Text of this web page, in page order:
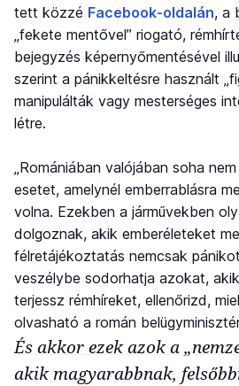
tett közzé Facebook-oldalán, a
„fekete mentővel” riogató,
bejegyzés képernyőmentésével
szerint a pánikkeltésre használt
manipulálták vagy mesterséges
létre.
„Romániában valójában soha
esetet, amelynél emberrablásra
volna. Ezekben a járművekben
dolgoznak, akik emberéleteket
félretájékoztatás nemcsak
veszélybe sodorhatja azokat,
terjessz rémhíreket, ellenőrizd,
olvasható a román
És akkor ezek azok a
akik magyarabbnak,